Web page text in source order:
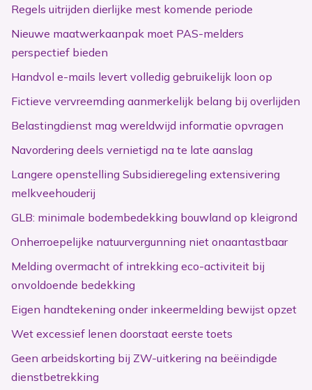
Regels uitrijden dierlijke mest komende periode
Nieuwe maatwerkaanpak moet PAS-melders
perspectief bieden
Handvol e-mails levert volledig gebruikelijk loon op
Fictieve vervreemding aanmerkelijk belang bij overlijden
Belastingdienst mag wereldwijd informatie opvragen
Navordering deels vernietigd na te late aanslag
Langere openstelling Subsidieregeling extensivering
melkveehouderij
GLB: minimale bodembedekking bouwland op kleigrond
Onherroepelijke natuurvergunning niet onaantastbaar
Melding overmacht of intrekking eco-activiteit bij
onvoldoende bedekking
Eigen handtekening onder inkeermelding bewijst opzet
Wet excessief lenen doorstaat eerste toets
Geen arbeidskorting bij ZW-uitkering na beëindigde
dienstbetrekking